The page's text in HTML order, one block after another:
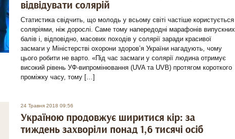
відвідувати солярій
Статистика свідчить, що молодь у всьому світі частіше користується
соляріями, ніж дорослі. Саме тому напередодні марафонів випускних
балів і, відповідно, масових походів у солярії заради красивої
засмаги у Міністерстві охорони здоров’я України нагадують, чому
цього робити не варто. «Під час засмаги у солярії людина отримує
високий рівень УФ-випромінювання (UVA та UVB) протягом короткого
проміжку часу, тому […]
24 Травня 2018 09:56
Україною продовжує ширитися кір: за
тиждень захворіли понад 1,6 тисячі осіб